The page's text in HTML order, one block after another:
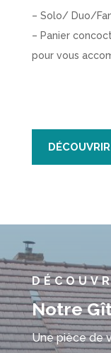
– Solo/ Duo/
– Panier
pour vous
DÉCOUVRIR
Notre
Une pièce de